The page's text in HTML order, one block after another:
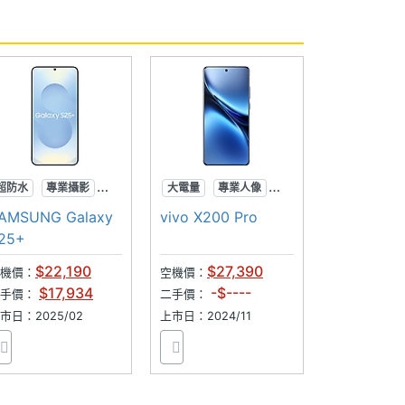
防水
專業攝影
手機
Galaxy
價： $22,190
價： $17,934
市日：2025/02
大電量
專業人像
蔡司2億長焦
vivo X200 Pro
空機價： $27,390
二手價： -$----
上市日：2024/11